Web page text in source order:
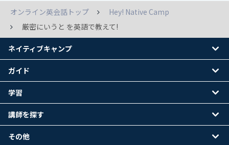
オンライン英会話トップ
Hey! Native Camp
厳密にいうと を英語で教えて!
ネイティブキャンプ
ガイド
学習
講師を探す
その他